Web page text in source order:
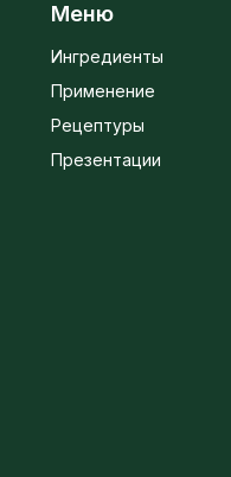
Меню
Ингредиенты
Применение
Рецептуры
Презентации